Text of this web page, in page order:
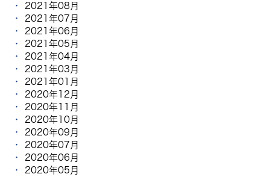
2021年08月
2021年07月
2021年06月
2021年05月
2021年04月
2021年03月
2021年01月
2020年12月
2020年11月
2020年10月
2020年09月
2020年07月
2020年06月
2020年05月